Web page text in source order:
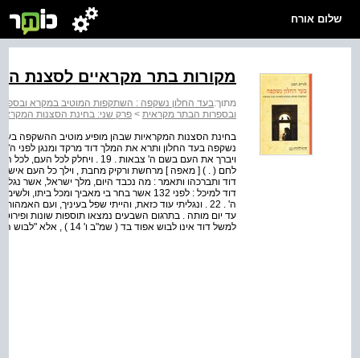
שלום אורח
מקורות בתר מקראיים לסצנת
מתוך:בעד החלון נשקפה : השתקפות המוטיב במקרא
ובספרות הבתר מקראית > פרק שני: בחינת הסצנות
ויברך את העם בשם ה' צבאות .
דוד למיכל : לפני 132 אשר בחר בי מאביך
עד יום מותה . בתרגום השבעים נמצאו תוספות שונות
למשל דוד אינו לבוש אפוד בד ( שמ"ב ו' 14 ) , אלא "לבוש הדר", בהשראת הגרסה 133 בדברי הימים א', ...